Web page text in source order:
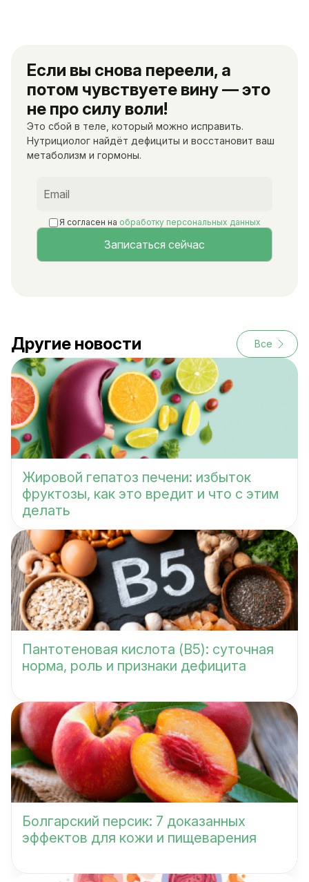
Если вы снова переели, а
потом чувствуете вину — это
не про силу воли!
Это сбой в теле, который можно исправить.
Нутрициолог найдёт дефициты и восстановит ваш
метаболизм и гормоны.
Я согласен на обработку персональных данных
Другие новости Все
Жировой гепатоз печени: избыток
фруктозы, как это вредит и что с этим
делать
Пантотеновая кислота (B5): суточная
норма, роль и признаки дефицита
Болгарский персик: 7 доказанных
эффектов для кожи и пищеварения